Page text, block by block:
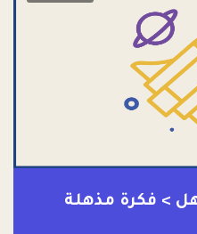
> فكرة مذهلة